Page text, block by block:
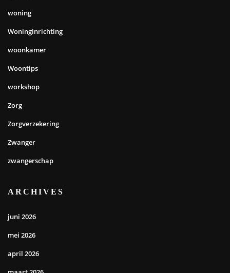
woning
Woninginrichting
woonkamer
Woontips
workshop
Zorg
Zorgverzekering
Zwanger
zwangerschap
ARCHIVES
juni 2026
mei 2026
april 2026